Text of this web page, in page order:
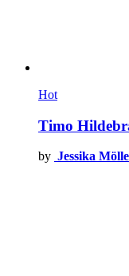
Hot
Timo
by Jessika